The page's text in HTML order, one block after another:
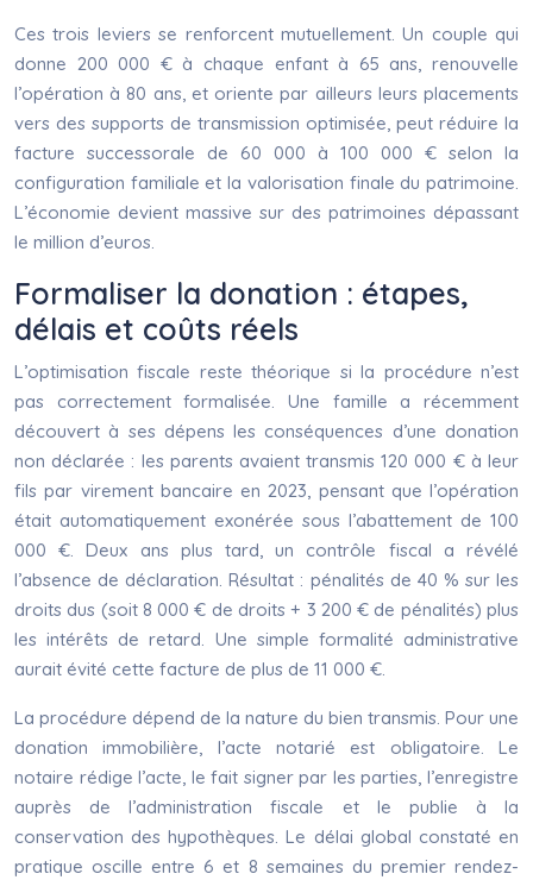
Ces trois leviers se renforcent mutuellement. Un couple qui
donne 200 000 € à chaque enfant à 65 ans, renouvelle
l’opération à 80 ans, et oriente par ailleurs leurs placements
vers des supports de transmission optimisée, peut réduire la
facture successorale de 60 000 à 100 000 € selon la
configuration familiale et la valorisation finale du patrimoine.
L’économie devient massive sur des patrimoines dépassant
le million d’euros.
Formaliser la donation : étapes,
délais et coûts réels
L’optimisation fiscale reste théorique si la procédure n’est
pas correctement formalisée. Une famille a récemment
découvert à ses dépens les conséquences d’une donation
non déclarée : les parents avaient transmis 120 000 € à leur
fils par virement bancaire en 2023, pensant que l’opération
était automatiquement exonérée sous l’abattement de 100
000 €. Deux ans plus tard, un contrôle fiscal a révélé
l’absence de déclaration. Résultat : pénalités de 40 % sur les
droits dus (soit 8 000 € de droits + 3 200 € de pénalités) plus
les intérêts de retard. Une simple formalité administrative
aurait évité cette facture de plus de 11 000 €.
La procédure dépend de la nature du bien transmis. Pour une
donation immobilière, l’acte notarié est obligatoire. Le
notaire rédige l’acte, le fait signer par les parties, l’enregistre
auprès de l’administration fiscale et le publie à la
conservation des hypothèques. Le délai global constaté en
pratique oscille entre 6 et 8 semaines du premier rendez-